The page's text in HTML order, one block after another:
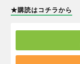
★購読はコチラから